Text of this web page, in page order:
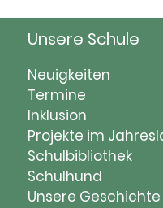
Unsere Schule
Navigation
überspringen
Neuigkeiten
Termine
Inklusion
Projekte im
Schulbibliothek
Schulhund
Unsere Geschichte